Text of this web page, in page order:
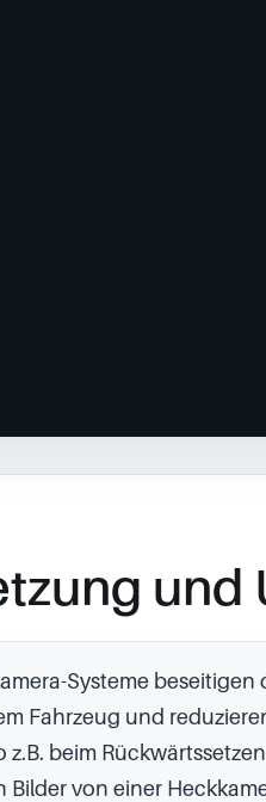
und
Systeme
Fahrzeug und
z.B. beim
Bilder von einer